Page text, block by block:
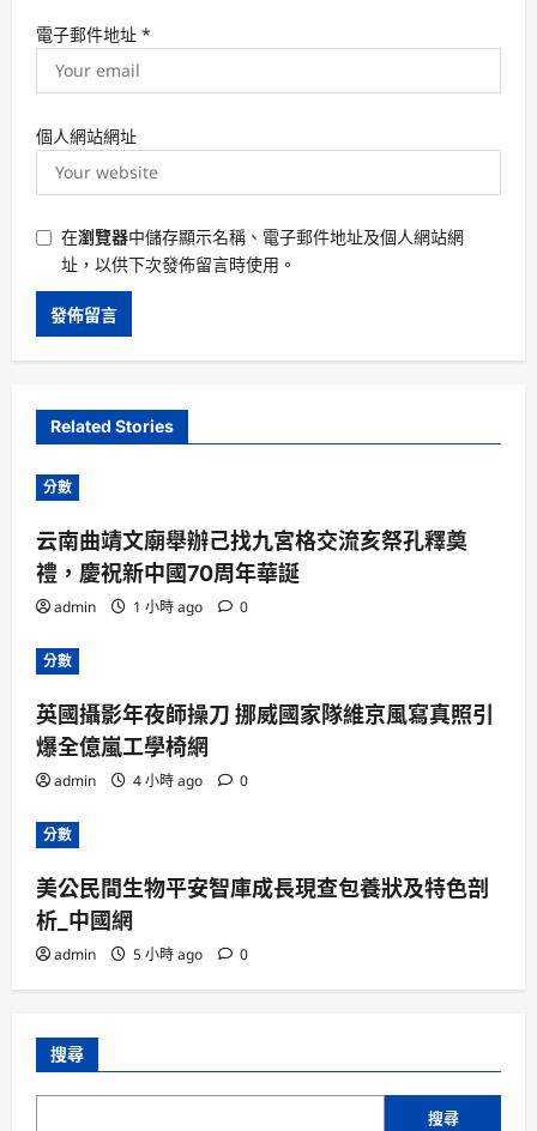
電子郵件地址 *
個人網站網址
在瀏覽器中儲存顯示名稱、電子郵件地址及個人網站網
址，以供下次發佈留言時使用。
Related Stories
分數
云南曲靖文廟舉辦己找九宮格交流亥祭孔釋奠
禮，慶祝新中國70周年華誕
admin 1 小時 ago 0
分數
英國攝影年夜師操刀 挪威國家隊維京風寫真照引
爆全億嵐工學椅網
admin 4 小時 ago 0
分數
美公民間生物平安智庫成長現查包養狀及特色剖
析_中國網
admin 5 小時 ago 0
搜尋
搜尋